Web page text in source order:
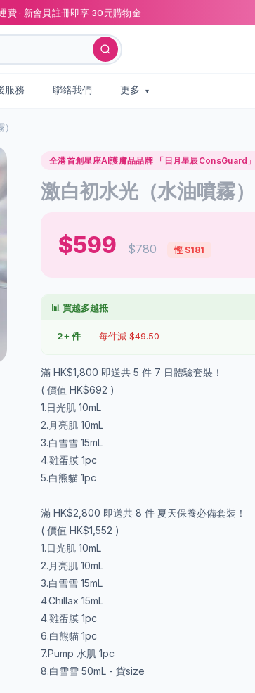
費 · 新會員註冊即享 30元購物金
服務 聯絡我們 更多
全港首創星座AI護膚品品牌 「日月星辰ConsGuard」
激白初水光（水油噴霧）
$599 $780 慳 $181
📊 買越多越抵
2+ 件 每件減 $49.50
滿 HK$1,800 即送共 5 件 7 日體驗套裝！
( 價值 HK$692 )
1.日光肌 10mL
2.月亮肌 10mL
3.白雪雪 15mL
4.雞蛋膜 1pc
5.白熊貓 1pc
滿 HK$2,800 即送共 8 件 夏天保養必備套裝！
( 價值 HK$1,552 )
1.日光肌 10mL
2.月亮肌 10mL
3.白雪雪 15mL
4.Chillax 15mL
4.雞蛋膜 1pc
6.白熊貓 1pc
7.Pump 水肌 1pc
8.白雪雪 50mL - 貨size